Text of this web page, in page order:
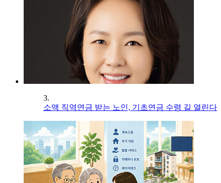
3.
소액 직역연금 받는 노인, 기초연금 수령 길 열린다